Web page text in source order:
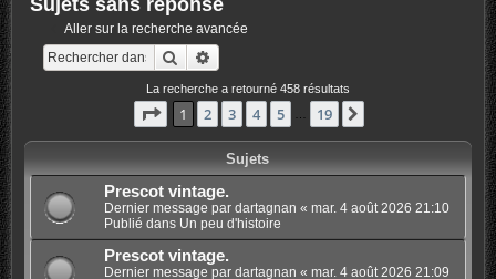
Sujets sans réponse
Aller sur la recherche avancée
Rechercher
La recherche a retourné 458 résultats
Page 1sur19
1 2 3 4 5 19
Sujets
Prescot vintage.
Dernier message par dartagnan « mar. 4 août 2026 21:10
Publié dans Un peu d'histoire
Prescot vintage.
Dernier message par dartagnan « mar. 4 août 2026 21:09